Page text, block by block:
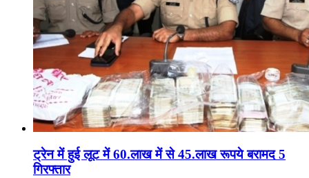
ट्रेन में हुई लूट में 60.लाख में से 45.लाख रूपये बरामद 5
गिरफ्तार